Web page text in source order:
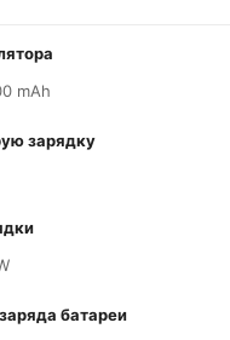
mAh
зарядку
батареи